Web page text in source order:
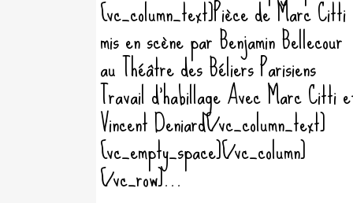
[vc_column_text]Pièce de Marc Citti
mis en scène par Benjamin Bellecour
au Théâtre des Béliers Parisiens
Travail d'habillage Avec Marc Citti
Vincent Deniard[/vc_column_text]
[vc_empty_space][/vc_column]
[/vc_row]...